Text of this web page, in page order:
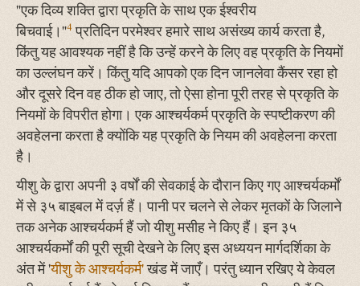
"एक दिव्य शक्ति द्वारा प्रकृति के साथ एक ईश्वरीय
बिचवाई।"4 प्रतिदिन परमेश्वर हमारे साथ असंख्य कार्य करता है,
किंतु यह आवश्यक नहीं है कि उन्हें करने के लिए वह प्रकृति के नियमों
का उल्लंघन करें। किंतु यदि आपको एक दिन जानलेवा कैंसर रहा हो
और दूसरे दिन वह ठीक हो जाए, तो ऐसा होना पूरी तरह से प्रकृति के
नियमों के विपरीत होगा। एक आश्चर्यकर्म प्रकृति के स्पष्टीकरण की
अवहेलना करता है क्योंकि यह प्रकृति के नियम की अवहेलना करता
है।
यीशु के द्वारा अपनी ३ वर्षों की सेवकाई के दौरान किए गए आश्चर्यकर्मों
में से ३५ बाइबल में दर्ज़ हैं। पानी पर चलने से लेकर मृतकों के जिलाने
तक अनेक आश्चर्यकर्म हैं जो यीशु मसीह ने किए हैं। इन ३५
आश्चर्यकर्मों की पूरी सूची देखने के लिए इस अध्ययन मार्गदर्शिका के
अंत में 'यीशु के आश्चर्यकर्म'खंड में जाएँ। परंतु ध्यान रखिए ये केवल